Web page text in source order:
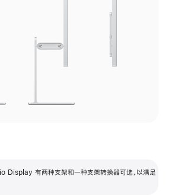
Display 有两种支架和一种支架转换器可选，以满足